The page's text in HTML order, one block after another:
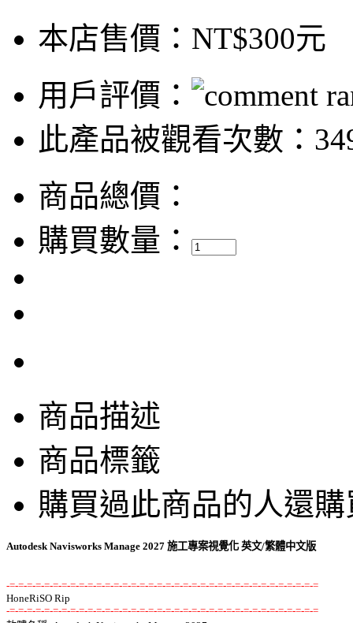
本店售價： NT$300元
用戶評價：
此產品被觀看次數：
商品總價：
購買數量：
商品描述
商品標籤
購買過此商品的人還
Autodesk Navisworks Manage 2027 施工專案視覺化 英文/繁體中文版
-=-=-=-=-=-=-=-=-=-=-=-=-=-=-=-=-=-=-=-=-=-=-=-=-=-=-=-=-=-=-=-=-=-=-=-=
-=-=-=-=-=-=-=-=-=-=-=-=-=-=-=-=-=-=-=-=-=-=-=-=-=-=-=-=-=-=-=-=-=-=-=-=